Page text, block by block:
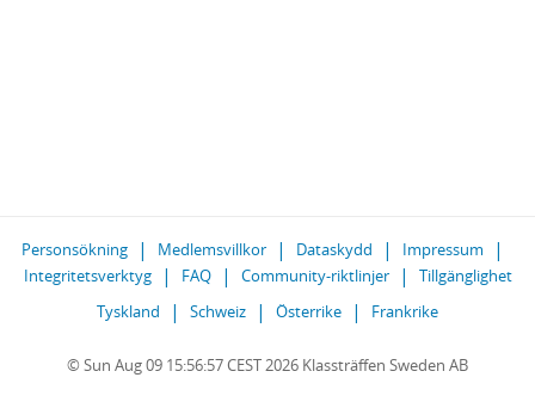
Personsökning Medlemsvillkor Dataskydd
Impressum
Integritetsverktyg
FAQ Community-riktlinjer
Tillgänglighet
Tyskland
Schweiz Österrike Frankrike
© Sun Aug 09 15:56:57 CEST 2026 Klassträffen Sweden AB